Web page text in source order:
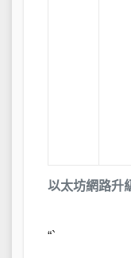
以太坊網路升
“`